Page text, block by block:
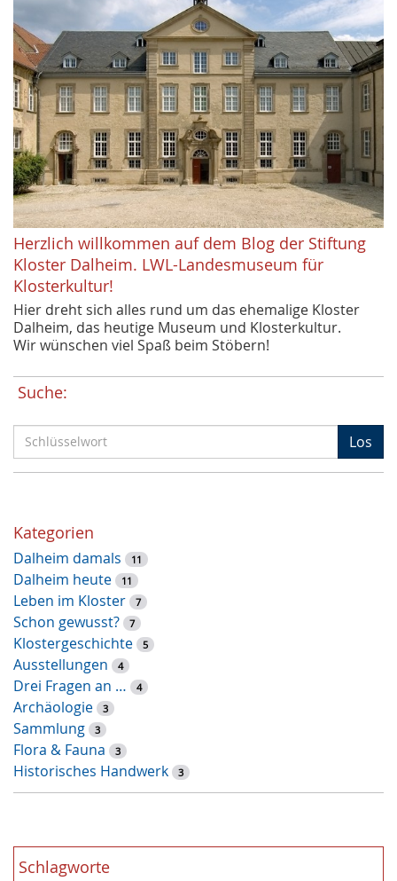
Herzlich willkommen auf dem Blog der Stiftung
Kloster Dalheim. LWL-Landesmuseum für
Klosterkultur!
Hier dreht sich alles rund um das ehemalige Kloster
Dalheim, das heutige Museum und Klosterkultur.
Wir wünschen viel Spaß beim Stöbern!
Suche:
c
h
s
s
e
l
w
o
r
t
-
S
u
c
h
Los
Kategorien
Dalheim damals 11
Dalheim heute 11
Leben im Kloster 7
Schon gewusst? 7
Klostergeschichte 5
Ausstellungen 4
Drei Fragen an … 4
Archäologie 3
Sammlung 3
Flora & Fauna 3
Historisches Handwerk 3
Schlagworte